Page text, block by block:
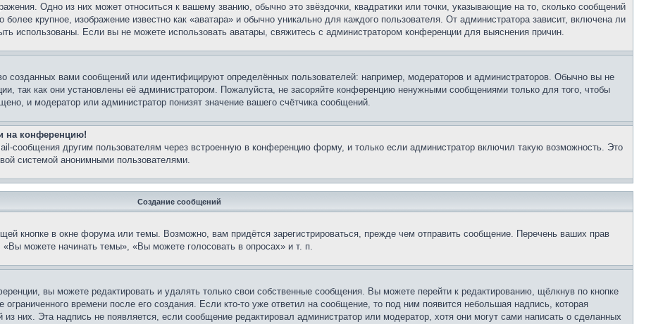
Одно из них может относиться к вашему званию, обычно это звёздочки, квадратики или точки, указывающие на то, сколько сообщений
крупное, изображение известно как «аватара» и обычно уникально для каждого пользователя. От администратора зависит, включена ли
использованы. Если вы не можете использовать аватары, свяжитесь с администратором конференции для выяснения причин.
вами сообщений или идентифицируют определённых пользователей: например, модераторов и администраторов. Обычно вы не
так как они установлены её администратором. Пожалуйста, не засоряйте конференцию ненужными сообщениями только для того, чтобы
и модератор или администратор понизят значение вашего счётчика сообщений.
на конференцию!
сообщения другим пользователям через встроенную в конференцию форму, и только если администратор включил такую возможность. Это
системой анонимными пользователями.
Создание сообщений
кнопке в окне форума или темы. Возможно, вам придётся зарегистрироваться, прежде чем отправить сообщение. Перечень ваших прав
можете начинать темы», «Вы можете голосовать в опросах» и т. п.
вы можете редактировать и удалять только свои собственные сообщения. Вы можете перейти к редактированию, щёлкнув по кнопке
времени после его создания. Если кто-то уже ответил на сообщение, то под ним появится небольшая надпись, которая
них. Эта надпись не появляется, если сообщение редактировал администратор или модератор, хотя они могут сами написать о сделанных